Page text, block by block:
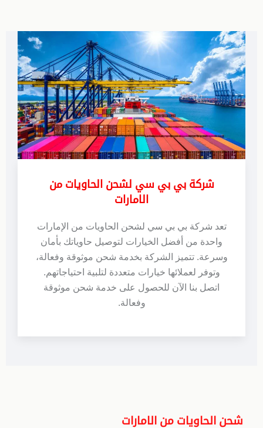
شركة بي بي سي لشحن الحاويات من
الامارات
تعد شركة بي بي سي لشحن الحاويات من الإمارات
واحدة من أفضل الخيارات لتوصيل حاوياتك بأمان
وسرعة. تتميز الشركة بخدمة شحن موثوقة وفعالة،
وتوفر لعملائها خيارات متعددة لتلبية احتياجاتهم.
اتصل بنا الآن للحصول على خدمة شحن موثوقة
وفعالة.
شحن الحاويات من الامارات